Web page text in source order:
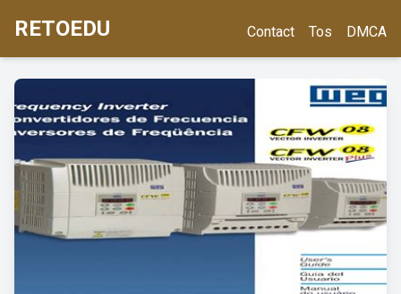
RETOEDU Contact Tos DMCA